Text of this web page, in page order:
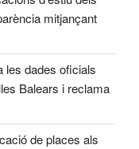
mitjançant
les dades oficials
Balears i reclama
de places als